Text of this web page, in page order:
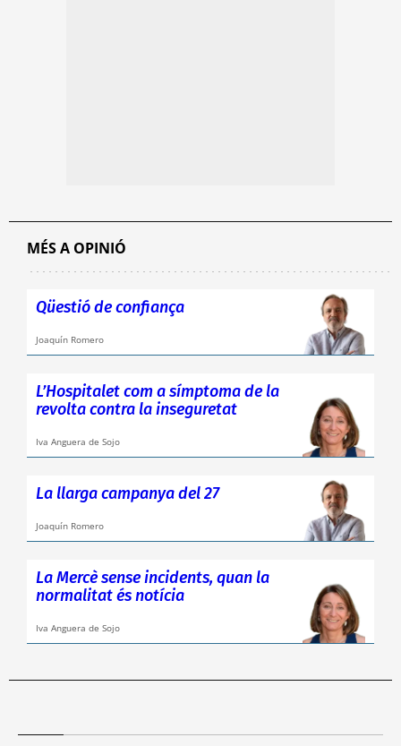
MÉS A OPINIÓ
Qüestió de confiança
Joaquín Romero
L’Hospitalet com a símptoma de la
revolta contra la inseguretat
Iva Anguera de Sojo
La llarga campanya del 27
Joaquín Romero
La Mercè sense incidents, quan la
normalitat és notícia
Iva Anguera de Sojo